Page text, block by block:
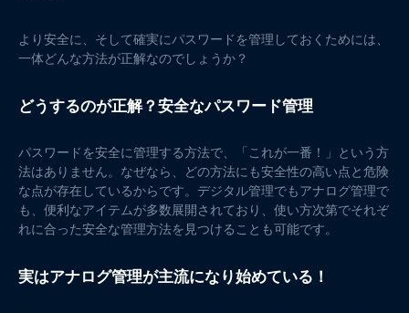
より安全に、そして確実にパスワードを管理しておくためには、
一体どんな方法が正解なのでしょうか？
どうするのが正解？安全なパスワード管理
パスワードを安全に管理する方法で、「これが一番！」という方
法はありません。なぜなら、どの方法にも安全性の高い点と危険
な点が存在しているからです。デジタル管理でもアナログ管理で
も、便利なアイテムが多数展開されており、使い方次第でそれぞ
れに合った安全な管理方法を見つけることも可能です。
実はアナログ管理が主流になり始めている！